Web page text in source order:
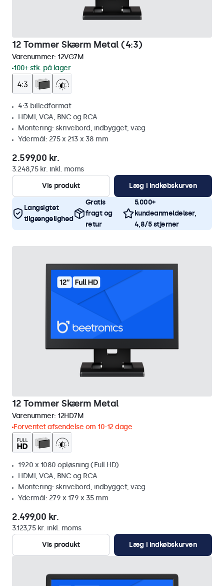
12 Tommer Skærm Metal (4:3)
Varenummer: 12VG7M
100+ stk. på lager
4:3 billedformat
HDMI, VGA, BNC og RCA
Montering: skrivebord, indbygget, væg
Ydermål: 275 x 213 x 38 mm
2.599,00 kr.
3.248,75 kr. inkl. moms
Vis produkt
Læg i indkøbskurven
Langsigtet
tilgængelighed
Gratis
fragt og
retur
5.000+
kundeanmeldelser,
4,8/5 stjerner
12 Tommer Skærm Metal
Varenummer: 12HD7M
Forventet afsendelse om 10-12 dage
1920 x 1080 opløsning (Full HD)
HDMI, VGA, BNC og RCA
Montering: skrivebord, indbygget, væg
Ydermål: 279 x 179 x 35 mm
2.499,00 kr.
3.123,75 kr. inkl. moms
Vis produkt
Læg i indkøbskurven